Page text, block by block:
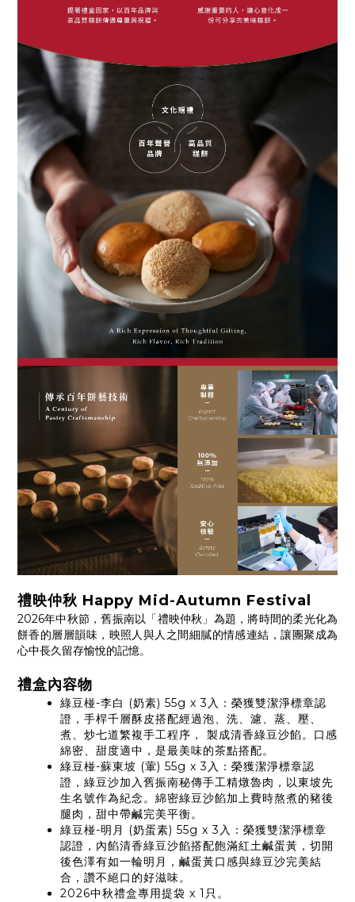
禮映仲秋 Happy Mid-Autumn Festival
2026年中秋節，舊振南以「禮映仲秋」為題，將時間的柔光化為
餅香的層層韻味，映照人與人之間細膩的情感連結，讓團聚成為
心中長久留存愉悅的記憶。
禮盒內容物
綠豆椪-李白 (奶素) 55g x 3入：榮獲雙潔淨標章認
證，手桿千層酥皮搭配經過泡、洗、濾、蒸、壓、
煮、炒七道繁複手工程序， 製成清香綠豆沙餡。口感
綿密、甜度適中，是最美味的茶點搭配。
綠豆椪-蘇東坡 (葷) 55g x 3入：榮獲潔淨標章認
證，綠豆沙加入舊振南秘傳手工精燉魯肉，以東坡先
生名號作為紀念。綿密綠豆沙餡加上費時熬煮的豬後
腿肉，甜中帶鹹完美平衡。
綠豆椪-明月 (奶蛋素) 55g x 3入：榮獲雙潔淨標章
認證，內餡清香綠豆沙餡搭配飽滿紅土鹹蛋黃，切開
後色澤有如一輪明月，鹹蛋黃口感與綠豆沙完美結
合，讚不絕口的好滋味。
2026中秋禮盒專用提袋 x 1只。